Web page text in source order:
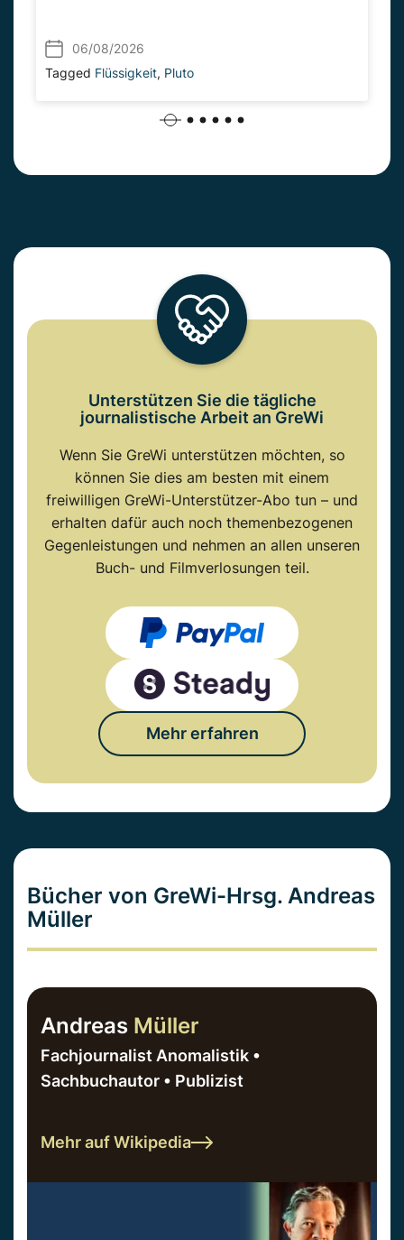
06/08/2026
Tagged Flüssigkeit, Pluto
Unterstützen Sie die tägliche
journalistische Arbeit an GreWi
Wenn Sie GreWi unterstützen möchten, so
können Sie dies am besten mit einem
freiwilligen GreWi-Unterstützer-Abo tun – und
erhalten dafür auch noch themenbezogenen
Gegenleistungen und nehmen an allen unseren
Buch- und Filmverlosungen teil.
Mehr erfahren
Bücher von GreWi-Hrsg. Andreas
Müller
Andreas Müller
Fachjournalist Anomalistik •
Sachbuchautor • Publizist
Mehr auf Wikipedia